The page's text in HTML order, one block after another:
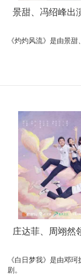
《灼灼风流》是由景
《白日梦我》是由邓
剧。